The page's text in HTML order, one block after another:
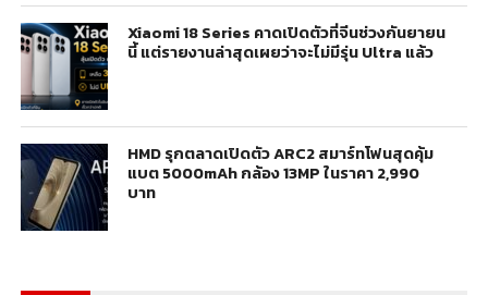
Xiaomi 18 Series คาดเปิดตัวที่จีนช่วงกันยายน
นี้ แต่รายงานล่าสุดเผยว่าจะไม่มีรุ่น Ultra แล้ว
HMD รุกตลาดเปิดตัว ARC2 สมาร์ทโฟนสุดคุ้ม
แบต 5000mAh กล้อง 13MP ในราคา 2,990
บาท